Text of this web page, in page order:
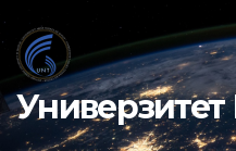
to
content
Универзитет